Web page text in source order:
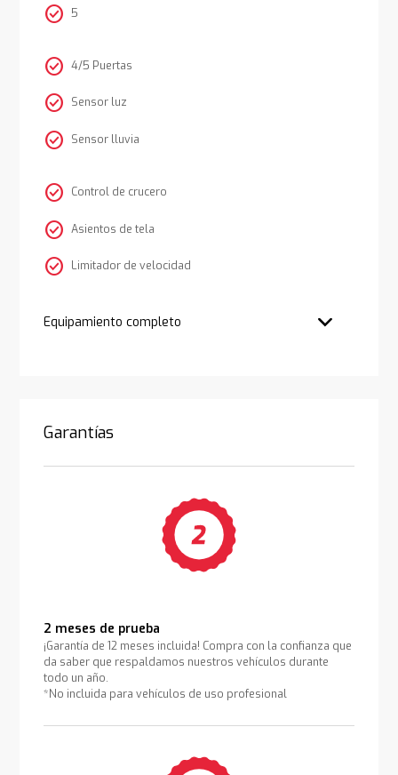
check_circle 5
check_circle 4/5 Puertas
check_circle Sensor luz
check_circle Sensor lluvia
check_circle Control de crucero
check_circle Asientos de tela
check_circle Limitador de velocidad
Equipamiento completo
Garantías
2 meses de prueba
¡Garantía de 12 meses incluida! Compra con la confianza que
da saber que respaldamos nuestros vehículos durante
todo un año.
*No incluida para vehículos de uso profesional